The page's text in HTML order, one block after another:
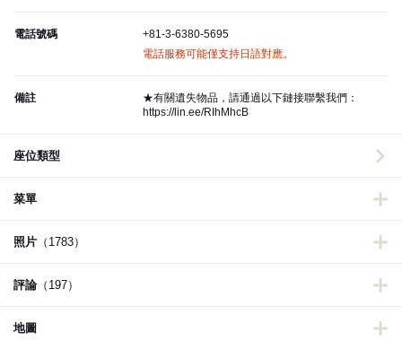
電話號碼
+81-3-6380-5695
電話服務可能僅支持日語對應。
備註
★有關遺失物品，請通過以下鏈接聯繫我們：
https://lin.ee/RIhMhcB
座位類型
菜單
照片 （1783）
評論 （197）
地圖